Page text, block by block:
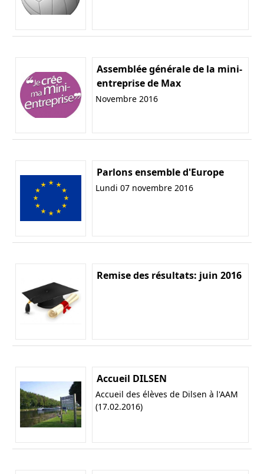
Assemblée générale de la mini-
entreprise de Max
Novembre 2016
Parlons ensemble d'Europe
Lundi 07 novembre 2016
Remise des résultats: juin 2016
Accueil DILSEN
Accueil des élèves de Dilsen à l'AAM
(17.02.2016)